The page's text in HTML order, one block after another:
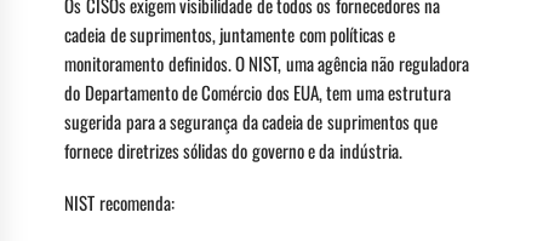
Os CISOs exigem visibilidade de todos os fornecedores na
cadeia de suprimentos, juntamente com políticas e
monitoramento definidos. O NIST, uma agência não reguladora
do Departamento de Comércio dos EUA, tem uma estrutura
sugerida para a segurança da cadeia de suprimentos que
fornece diretrizes sólidas do governo e da indústria.
NIST recomenda: